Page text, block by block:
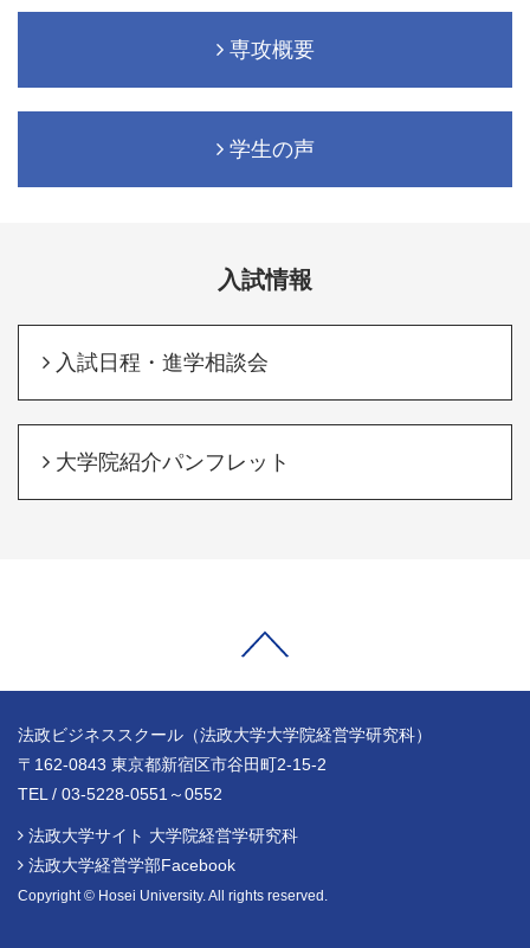
専攻概要
学生の声
入試情報
入試日程・進学相談会
大学院紹介パンフレット
法政ビジネススクール（法政大学大学院経営学研究科）
〒162-0843 東京都新宿区市谷田町2-15-2
TEL / 03-5228-0551～0552
法政大学サイト 大学院経営学研究科
法政大学経営学部Facebook
Copyright © Hosei University. All rights reserved.